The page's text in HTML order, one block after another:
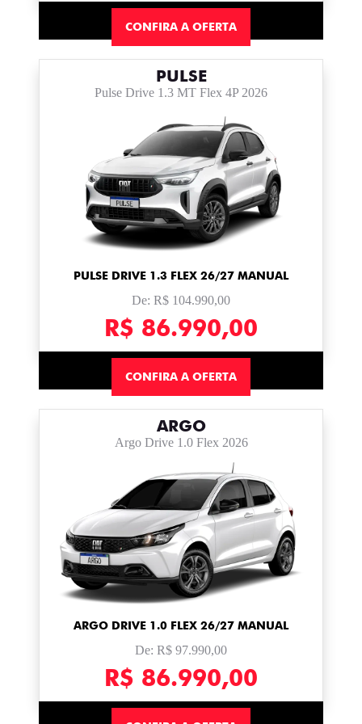
CONFIRA A OFERTA
PULSE
Pulse Drive 1.3 MT Flex 4P 2026
PULSE DRIVE 1.3 FLEX 26/27 MANUAL
De: R$ 104.990,00
R$ 86.990,00
CONFIRA A OFERTA
ARGO
Argo Drive 1.0 Flex 2026
ARGO DRIVE 1.0 FLEX 26/27 MANUAL
De: R$ 97.990,00
R$ 86.990,00